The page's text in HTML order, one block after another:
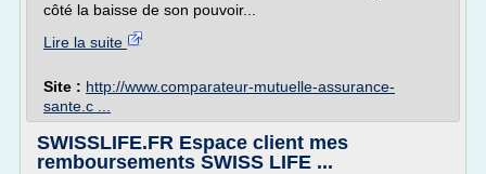
côté la baisse de son pouvoir...
Lire la suite
Site : http://www.comparateur-mutuelle-assurance-
sante.c ...
SWISSLIFE.FR Espace client mes
remboursements SWISS LIFE ...